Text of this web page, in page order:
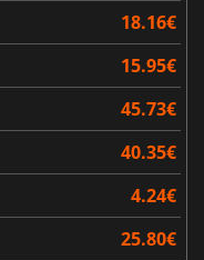
18.16€
15.95€
45.73€
40.35€
4.24€
25.80€